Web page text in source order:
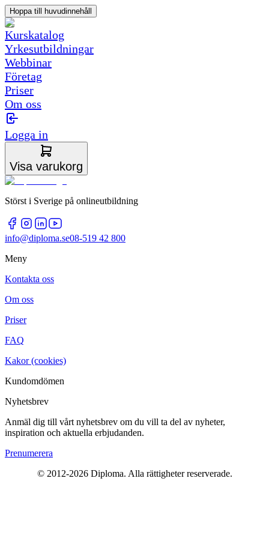
Hoppa till huvudinnehåll
Kurskatalog
Yrkesutbildningar
Webbinar
Företag
Priser
Om oss
Logga in
Visa varukorg
Störst i Sverige på onlineutbildning
info@diploma.se08-519 42 800
Meny
Kontakta oss
Om oss
Priser
FAQ
Kakor (cookies)
Kundomdömen
Nyhetsbrev
Anmäl dig till vårt nyhetsbrev om du vill ta del av nyheter,
inspiration och aktuella erbjudanden.
Prenumerera
© 2012-2026Diploma. Alla rättigheter reserverade.